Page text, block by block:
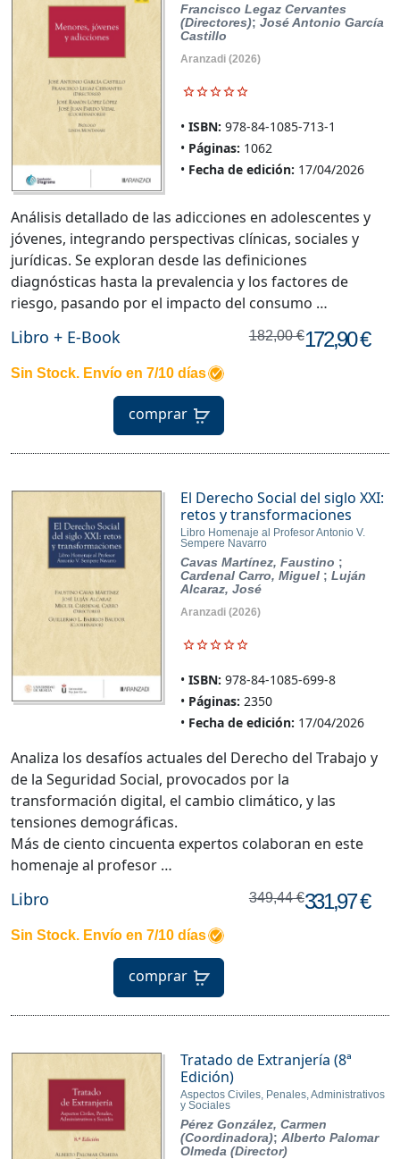
Francisco Legaz Cervantes
(Directores); José Antonio García
Castillo
Aranzadi(2026)
ISBN: 978-84-1085-713-1
Páginas: 1062
Fecha de edición: 17/04/2026
Libro + E-Book 182,00 €172,90 €
Sin Stock. Envío en 7/10 días
comprar
Análisis detallado de las adicciones en adolescentes y
jóvenes, integrando perspectivas clínicas, sociales y
jurídicas. Se exploran desde las definiciones
diagnósticas hasta la prevalencia y los factores de
riesgo, pasando por el impacto del consumo …
El Derecho Social del siglo XXI:
retos y transformaciones
Libro Homenaje al Profesor Antonio V.
Sempere Navarro
Cavas Martínez, Faustino ;
Cardenal Carro, Miguel ; Luján
Alcaraz, José
Aranzadi(2026)
ISBN: 978-84-1085-699-8
Páginas: 2350
Fecha de edición: 17/04/2026
Libro 349,44 €331,97 €
Sin Stock. Envío en 7/10 días
comprar
Analiza los desafíos actuales del Derecho del Trabajo y
de la Seguridad Social, provocados por la
transformación digital, el cambio climático, y las
tensiones demográficas.
Más de ciento cincuenta expertos colaboran en este
homenaje al profesor …
Tratado de Extranjería (8ª
Edición)
Aspectos Civiles, Penales, Administrativos
y Sociales
Pérez González, Carmen
(Coordinadora); Alberto Palomar
Olmeda (Director)